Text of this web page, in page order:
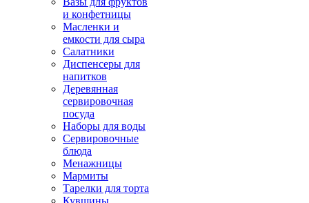
и конфетницы
Масленки и
емкости для сыра
Салатники
Диспенсеры для
напитков
Деревянная
сервировочная
посуда
Наборы для воды
Сервировочные
блюда
Менажницы
Мармиты
Тарелки для торта
Кувшины